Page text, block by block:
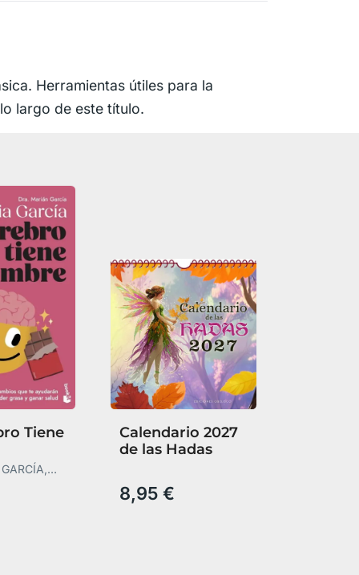
Herramientas útiles para la
largo de este título.
Tiene
Calendario 2027
de las Hadas
8,95 €